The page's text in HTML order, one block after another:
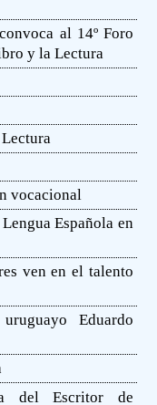
al 14º Foro
y la Lectura
vocacional
Española en
ven en el talento
Eduardo
del Escritor de